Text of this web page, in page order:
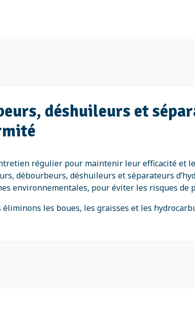
déshuileurs et
régulier pour maintenir leur efficacité et
débourbeurs, déshuileurs et séparateurs
environnementales, pour éviter les risques de
les boues, les graisses et les